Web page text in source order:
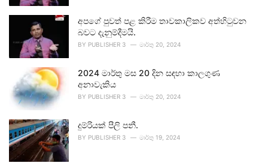
අපගේ පුවත් පළ කිරීම තාවකාලිකව අත්හිටුවන
බවට දැනුම්දීමයි.
BY PUBLISHER 3 මාර්තු 20, 2024
2024 මාර්තු මස 20 දින සඳහා කාලගුණ
අනාවැකිය
BY PUBLISHER 3 මාර්තු 20, 2024
දුම්රියක් පීලි පනී.
BY PUBLISHER 3 මාර්තු 19, 2024